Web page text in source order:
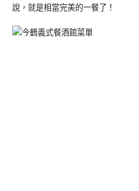
說，就是相當完美的一餐了！